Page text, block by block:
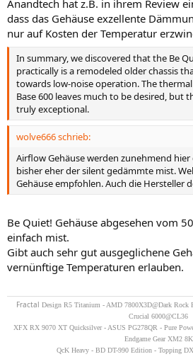
Anandtech hat z.B. in ihrem Review
dass das Gehäuse exzellente
nur auf Kosten der Temperatur
In summary, we discovered that the Be
practically is a remodeled older chassis
towards low-noise operation. The
Base 600 leaves much to be desired, but
truly exceptional.
wolve666 schrieb:
Airflow Gehäuse werden zunehmend
bisher eher der silent gedämmte mist.
Gehäuse empfohlen. Auch die Hersteller
Be Quiet! Gehäuse abgesehen vom
einfach mist.
Gibt auch sehr gut ausgeglichene
vernünftige Temperaturen erlauben.
Fractal Design R5 Titanium - AMD 7800X3D@Dark Rock
Crucial 6000@CL36
XFX RX 9070 XT Quicksilver - ASUS PG278QR - Pure
Endgame Gear XM2 8K
QcK Heavy - BD DT-990 Edition - Topping